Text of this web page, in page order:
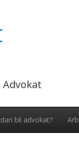
Advokat
bli advokat?